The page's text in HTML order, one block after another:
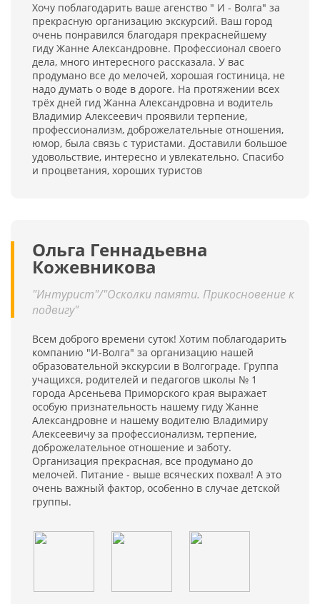
Хочу поблагодарить ваше агенство " И - Волга" за
прекрасную организацию экскурсий. Ваш город
очень понравился благодаря прекраснейшему
гиду Жанне Александровне. Профессионал своего
дела, много интересного рассказала. У вас
продумано все до мелочей, хорошая гостиница, не
надо думать о воде в дороге. На протяжении всех
трёх дней гид Жанна Александровна и водитель
Владимир Алексеевич проявили терпение,
профессионализм, доброжелательные отношения,
юмор, была связь с туристами. Доставили большое
удовольствие, интересно и увлекательно. Спасибо
и процветания, хороших туристов
Ольга Геннадьевна
Кожевникова
"Интурист"/"Осколки памяти. Прикосновение к
подвигу"
Всем доброго времени суток! Хотим поблагодарить
компанию "И-Волга" за организацию нашей
образовательной экскурсии в Волгограде. Группа
учащихся, родителей и педагогов школы № 1
города Арсеньева Приморского края выражает
особую признательность нашему гиду Жанне
Александровне и нашему водителю Владимиру
Алексеевичу за профессионализм, терпение,
доброжелательное отношение и заботу.
Организация прекрасная, все продумано до
мелочей. Питание - выше всяческих похвал! А это
очень важный фактор, особенно в случае детской
группы.